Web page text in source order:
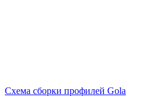
Схема сборки профилей Gola